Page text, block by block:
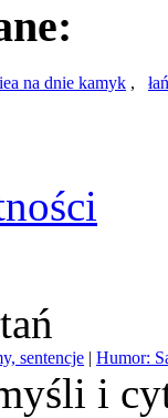
na dnie kamyk ,
sentencje | Humor:
i